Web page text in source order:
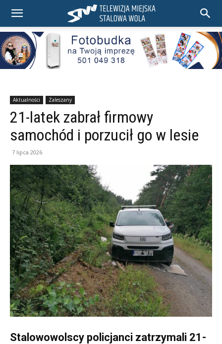
Aktualności Zaleszany
21-latek zabrał firmowy
samochód i porzucił go w lesie
7 lipca 2026
Stalowowolscy policjanci zatrzymali 21-